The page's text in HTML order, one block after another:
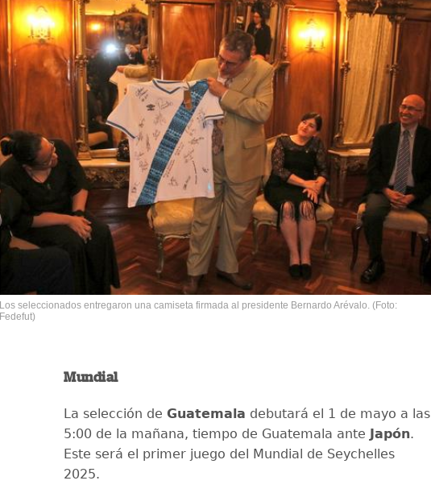
Los seleccionados entregaron una camiseta firmada al presidente Bernardo Arévalo. (Foto:
Fedefut)
Mundial
La selección de Guatemala debutará el 1 de mayo a las
5:00 de la mañana, tiempo de Guatemala ante
Japón.
Este será el primer juego del Mundial de Seychelles
2025.